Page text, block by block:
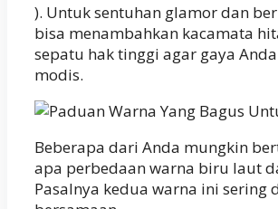
). Untuk sentuhan glamor dan
bisa menambahkan kacamata
sepatu hak tinggi agar gaya
modis.
Beberapa dari Anda mungkin
apa perbedaan warna biru laut
Pasalnya kedua warna ini sering